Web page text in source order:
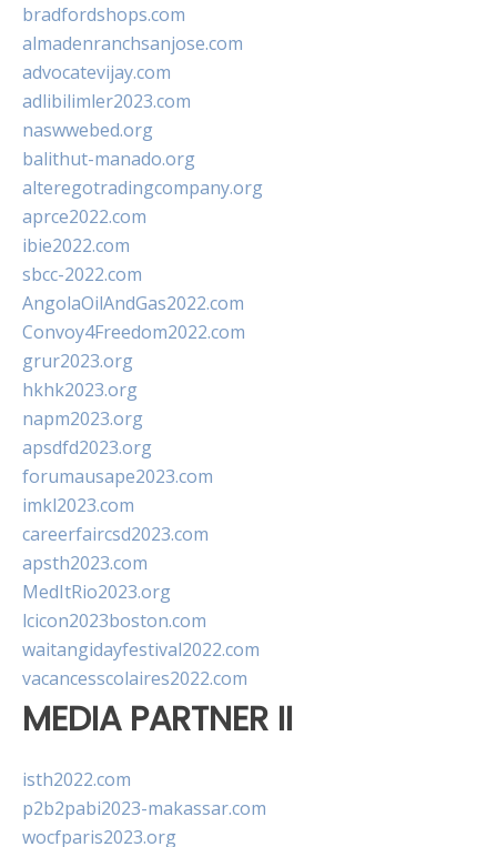
bradfordshops.com
almadenranchsanjose.com
advocatevijay.com
adlibilimler2023.com
naswwebed.org
balithut-manado.org
alteregotradingcompany.org
aprce2022.com
ibie2022.com
sbcc-2022.com
AngolaOilAndGas2022.com
Convoy4Freedom2022.com
grur2023.org
hkhk2023.org
napm2023.org
apsdfd2023.org
forumausape2023.com
imkl2023.com
careerfaircsd2023.com
apsth2023.com
MedItRio2023.org
lcicon2023boston.com
waitangidayfestival2022.com
vacancesscolaires2022.com
MEDIA PARTNER II
isth2022.com
p2b2pabi2023-makassar.com
wocfparis2023.org